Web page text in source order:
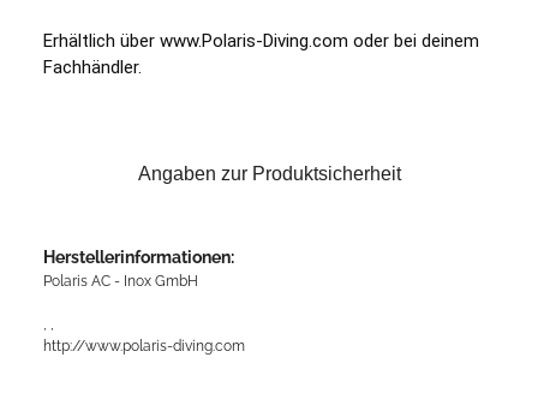
Erhältlich über www.Polaris-Diving.com oder bei deinem
Fachhändler.
Angaben zur Produktsicherheit
Herstellerinformationen:
Polaris AC - Inox GmbH
http://www.polaris-diving.com